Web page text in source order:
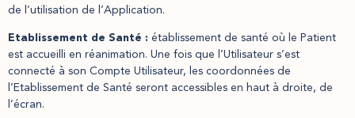
de l’utilisation de l’Application.
Etablissement de Santé : établissement de santé où le Patient
est accueilli en réanimation. Une fois que l’Utilisateur s’est
connecté à son Compte Utilisateur, les coordonnées de
l’Etablissement de Santé seront accessibles en haut à droite, de
l’écran.